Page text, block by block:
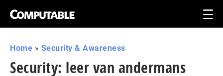
Home » Security & Awareness
Security: leer van andermans